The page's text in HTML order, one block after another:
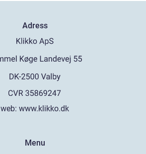
Adress
web: www.klikko.dk
Menu